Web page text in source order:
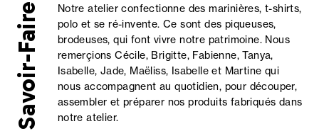
Savoir-Faire
Notre atelier confectionne des marinières, t-shirts,
polo et se ré-invente. Ce sont des piqueuses,
brodeuses, qui font vivre notre patrimoine. Nous
remerçions Cécile, Brigitte, Fabienne, Tanya,
Isabelle, Jade, Maëliss, Isabelle et Martine qui
nous accompagnent au quotidien, pour découper,
assembler et préparer nos produits fabriqués dans
notre atelier.